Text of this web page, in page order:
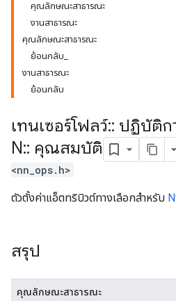
คุณลักษณะสาธารณะ
งานสาธารณะ
คุณลักษณะสาธารณะ
ย้อนกลับ_
งานสาธารณะ
ย้อนกลับ
เทนเซอร์โฟลว์:: ปฏิบัติก
N:: คุณสมบัติ
<nn_ops.h>
ตัวตั้งค่าแอ็ตทริบิวต์ทางเลือกสำหรับ
สรุป
คุณลักษณะสาธารณะ